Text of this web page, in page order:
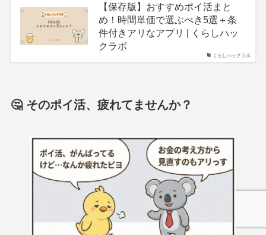
くらしハックラボ
【保存版】おすすめポイ活まと
め！時間単価で選ぶべき5選＋条
件付きアリなアプリ | くらしハッ
クラボ
🤔 そのポイ活、疲れてませんか？